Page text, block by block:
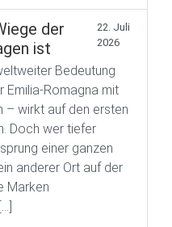
der
ist
22. Juli
2026
Bedeutung
Emilia-Romagna mit
– wirkt auf den ersten
Doch wer tiefer
einer ganzen
anderer Ort auf der
Marken